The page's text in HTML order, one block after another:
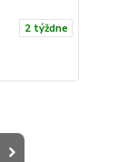
2 týždne